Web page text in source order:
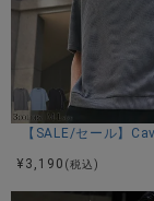
伸縮性-あり 透け
※当店スタッフの
じ方等異なる場
てご利用ください
【SALE/セール】
¥ 3,190 (税込)